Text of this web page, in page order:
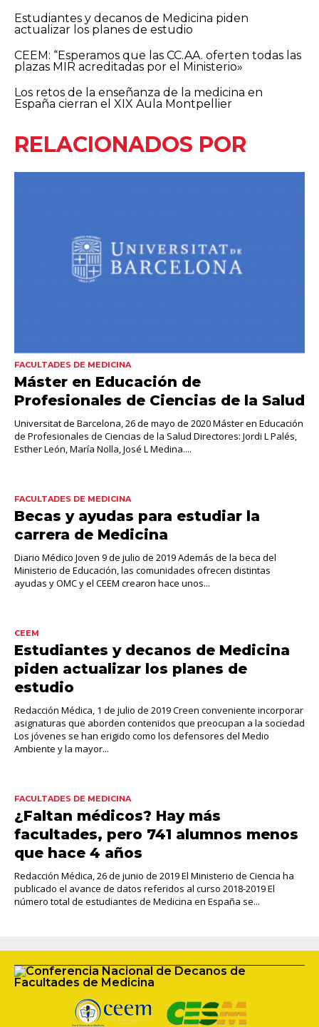
Estudiantes y decanos de Medicina piden
actualizar los planes de estudio
CEEM: “Esperamos que las CC.AA. oferten todas las
plazas MIR acreditadas por el Ministerio»
Los retos de la enseñanza de la medicina en
España cierran el XIX Aula Montpellier
RELACIONADOS POR
FACULTADES DE MEDICINA
Máster en Educación de
Profesionales de Ciencias de la Salud
Universitat de Barcelona, 26 de mayo de 2020 Máster en Educación
de Profesionales de Ciencias de la Salud Directores: Jordi L Palés,
Esther León, María Nolla, José L Medina....
FACULTADES DE MEDICINA
Becas y ayudas para estudiar la
carrera de Medicina
Diario Médico Joven 9 de julio de 2019 Además de la beca del
Ministerio de Educación, las comunidades ofrecen distintas
ayudas y OMC y el CEEM crearon hace unos...
CEEM
Estudiantes y decanos de Medicina
piden actualizar los planes de
estudio
Redacción Médica, 1 de julio de 2019 Creen conveniente incorporar
asignaturas que aborden contenidos que preocupan a la sociedad
Los jóvenes se han erigido como los defensores del Medio
Ambiente y la mayor...
FACULTADES DE MEDICINA
¿Faltan médicos? Hay más
facultades, pero 741 alumnos menos
que hace 4 años
Redacción Médica, 26 de junio de 2019 El Ministerio de Ciencia ha
publicado el avance de datos referidos al curso 2018-2019 El
número total de estudiantes de Medicina en España se...